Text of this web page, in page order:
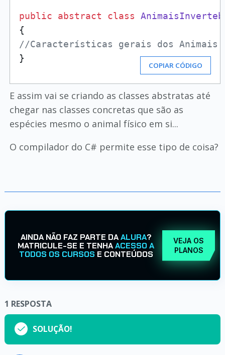
public abstract class
//Características gerais dos Animais
}
COPIAR CÓDIGO
E assim vai se criando as classes abstratas até
chegar nas classes concretas que são as
espécies mesmo o animal físico em si...
O compilador do C# permite esse tipo de coisa?
AINDA NÃO FAZ PARTE DAALURA?
MATRICULE-SE E TENHAACESSO A
TODOS OS CURSOS E CONTEÚDOS
VEJA OS
PLANOS
1 RESPOSTA
SOLUÇÃO!